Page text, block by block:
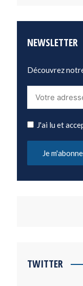
NEWSLETTER
Découvrez
J'ai lu et
TWITTER